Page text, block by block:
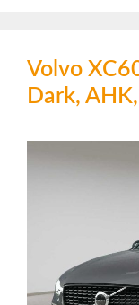
Volvo
Dark,